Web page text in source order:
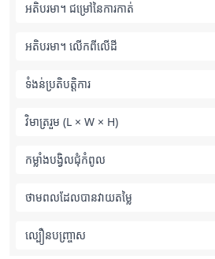
អតិបរមា។ ជម្រៅនៃការកាត់
អតិបរមា។ លើកពីលើដី
ទំងន់ប្រតិបត្តិការ
វិមាត្ររួម (L × W × H)
កម្លាំងបង្វិលជុំកំពូល
ថាមពលដែលបានវាយតម្លៃ
ល្បឿនបញ្ច្រាស